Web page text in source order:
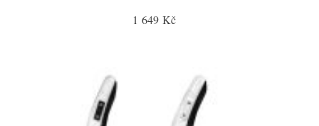
1 649 Kč